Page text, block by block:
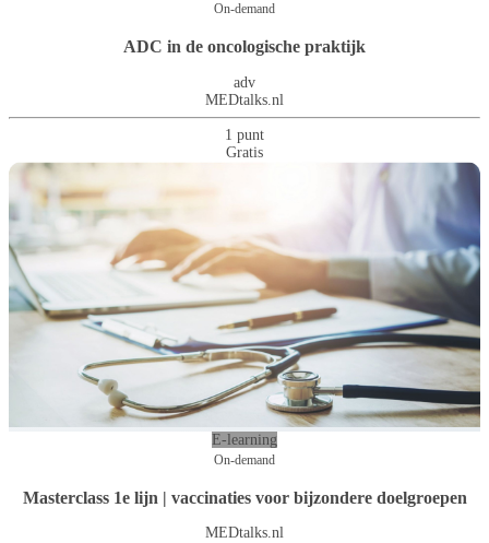
On-demand
ADC in de oncologische praktijk
adv
MEDtalks.nl
1 punt
Gratis
E-learning
On-demand
Masterclass 1e lijn | vaccinaties voor bijzondere doelgroepen
MEDtalks.nl